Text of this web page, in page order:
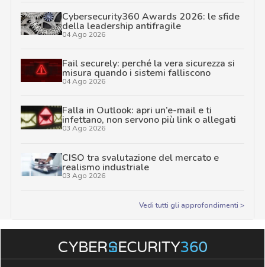
Cybersecurity360 Awards 2026: le sfide
della leadership antifragile
04 Ago 2026
Fail securely: perché la vera sicurezza si
misura quando i sistemi falliscono
04 Ago 2026
Falla in Outlook: apri un’e-mail e ti
infettano, non servono più link o allegati
03 Ago 2026
CISO tra svalutazione del mercato e
realismo industriale
03 Ago 2026
Vedi tutti gli approfondimenti >